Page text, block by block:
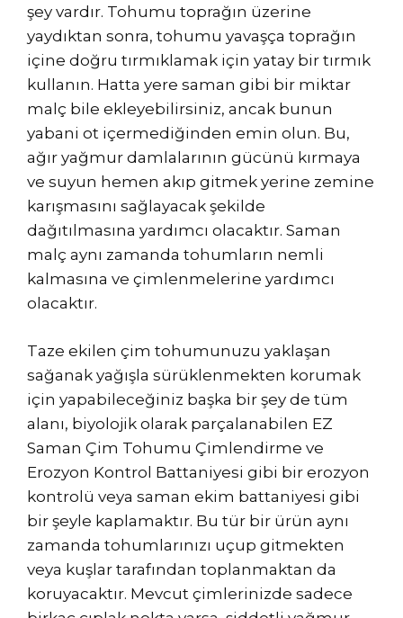
şey vardır. Tohumu toprağın üzerine
yaydıktan sonra, tohumu yavaşça toprağın
içine doğru tırmıklamak için yatay bir tırmık
kullanın. Hatta yere saman gibi bir miktar
malç bile ekleyebilirsiniz, ancak bunun
yabani ot içermediğinden emin olun. Bu,
ağır yağmur damlalarının gücünü kırmaya
ve suyun hemen akıp gitmek yerine zemine
karışmasını sağlayacak şekilde
dağıtılmasına yardımcı olacaktır. Saman
malç aynı zamanda tohumların nemli
kalmasına ve çimlenmelerine yardımcı
olacaktır.
Taze ekilen çim tohumunuzu yaklaşan
sağanak yağışla sürüklenmekten korumak
için yapabileceğiniz başka bir şey de tüm
alanı, biyolojik olarak parçalanabilen EZ
Saman Çim Tohumu Çimlendirme ve
Erozyon Kontrol Battaniyesi gibi bir erozyon
kontrolü veya saman ekim battaniyesi gibi
bir şeyle kaplamaktır. Bu tür bir ürün aynı
zamanda tohumlarınızı uçup gitmekten
veya kuşlar tarafından toplanmaktan da
koruyacaktır. Mevcut çimlerinizde sadece